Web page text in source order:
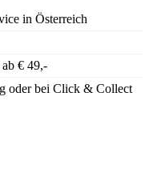
in Österreich
€ 49,-
oder bei Click & Collect